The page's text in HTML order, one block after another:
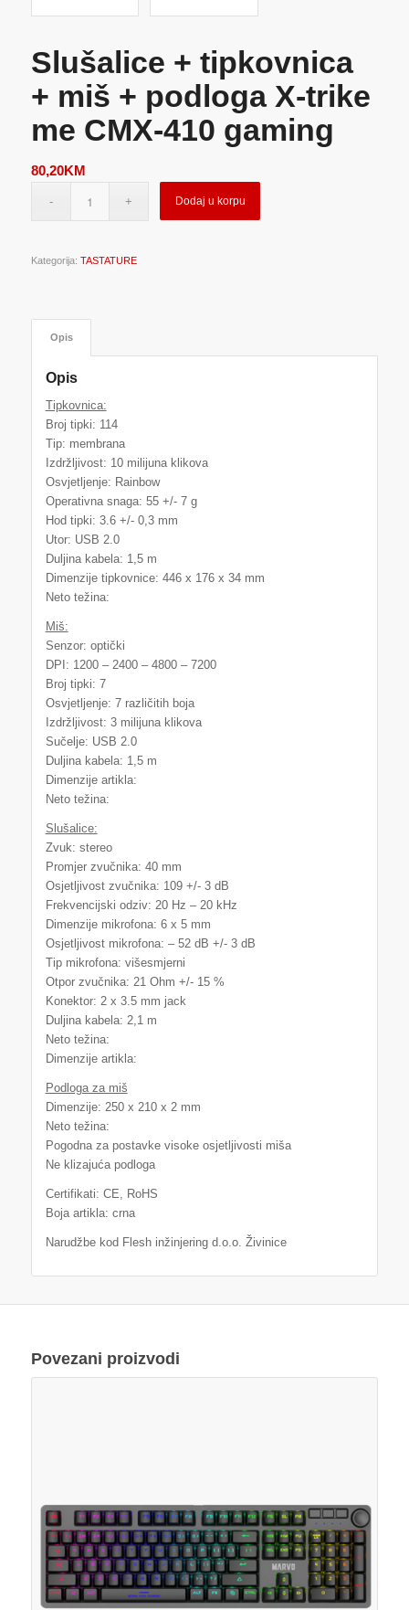
Slušalice + tipkovnica
+ miš + podloga X-trike
me CMX-410 gaming
80,20KM
Dodaj u korpu
Kategorija: TASTATURE
Opis
Opis
Tipkovnica:
Broj tipki: 114
Tip: membrana
Izdržljivost: 10 milijuna klikova
Osvjetljenje: Rainbow
Operativna snaga: 55 +/- 7 g
Hod tipki: 3.6 +/- 0,3 mm
Utor: USB 2.0
Duljina kabela: 1,5 m
Dimenzije tipkovnice: 446 x 176 x 34 mm
Neto težina:
Miš:
Senzor: optički
DPI: 1200 – 2400 – 4800 – 7200
Broj tipki: 7
Osvjetljenje: 7 različitih boja
Izdržljivost: 3 milijuna klikova
Sučelje: USB 2.0
Duljina kabela: 1,5 m
Dimenzije artikla:
Neto težina:
Slušalice:
Zvuk: stereo
Promjer zvučnika: 40 mm
Osjetljivost zvučnika: 109 +/- 3 dB
Frekvencijski odziv: 20 Hz – 20 kHz
Dimenzije mikrofona: 6 x 5 mm
Osjetljivost mikrofona: – 52 dB +/- 3 dB
Tip mikrofona: višesmjerni
Otpor zvučnika: 21 Ohm +/- 15 %
Konektor: 2 x 3.5 mm jack
Duljina kabela: 2,1 m
Neto težina:
Dimenzije artikla:
Podloga za miš
Dimenzije: 250 x 210 x 2 mm
Neto težina:
Pogodna za postavke visoke osjetljivosti miša
Ne klizajuća podloga
Certifikati: CE, RoHS
Boja artikla: crna
Narudžbe kod Flesh inžinjering d.o.o. Živinice
Povezani proizvodi